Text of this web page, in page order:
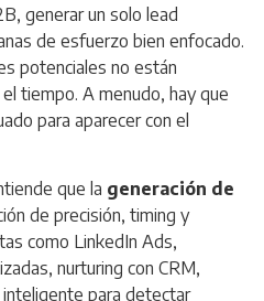
generar un solo lead
de esfuerzo bien enfocado.
potenciales no están
tiempo. A menudo, hay que
para aparecer con el
que la generación de
de precisión, timing y
como LinkedIn Ads,
nurturing con CRM,
para detectar